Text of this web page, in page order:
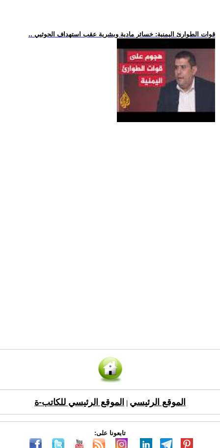
.. قوات الطوارئ اليمنية: خسائر مادية وبشرية عقب استهداف الحوثيي
الموقع الرئيسي الموقع الرئيسي للكاتب-ة
تابعونا على: